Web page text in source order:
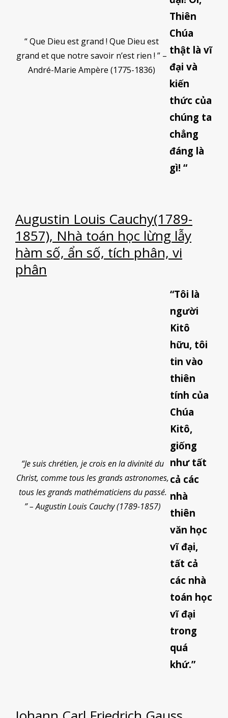
“ Que Dieu est grand ! Que Dieu est
grand et que notre savoir n’est rien ! ” –
André-Marie Ampère (1775-1836)
Thiên
Chúa
thật là vĩ
đại và
kiến
thức của
chúng ta
chẳng
đáng là
gì! “
Augustin Louis Cauchy(1789-
1857), Nhà toán học lừng lẫy
hàm số, ẩn số, tích phân, vi
phân
“Je suis chrétien, je crois en la divinité du
Christ, comme tous les grands astronomes,
tous les grands mathématiciens du passé.
” – Augustin Louis Cauchy (1789-1857)
“Tôi là
người
Kitô
hữu, tôi
tin vào
thiên
tính của
Chúa
Kitô,
giống
như tất
cả các
nhà
thiên
văn học
vĩ đại,
tất cả
các nhà
toán học
vĩ đại
trong
quá
khứ.”